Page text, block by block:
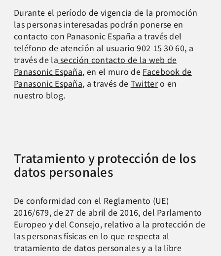
Durante el período de vigencia de la promoción
las personas interesadas podrán ponerse en
contacto con Panasonic España a través del
teléfono de atención al usuario 902 15 30 60, a
través de la sección contacto de la web de
Panasonic España, en el muro de Facebook de
Panasonic España, a través de Twittero en
nuestro blog.
Tratamiento y protección de los
datos personales
De conformidad con el Reglamento (UE)
2016/679, de 27 de abril de 2016, del Parlamento
Europeo y del Consejo, relativo a la protección de
las personas físicas en lo que respecta al
tratamiento de datos personales y a la libre